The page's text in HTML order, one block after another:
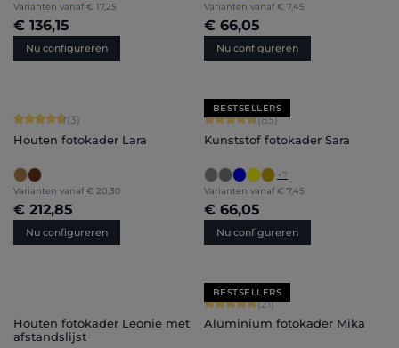
Varianten vanaf € 17,25
€ 136,15
Nu configureren
Varianten vanaf € 7,45
€ 66,05
Nu configureren
Gemiddelde score van 4.67 op 5 sterren
(3)
Houten fotokader Lara
Varianten vanaf € 20,30
€ 212,85
Nu configureren
BESTSELLERS
Gemiddelde score van 4.71 op 5
(85)
Kunststof fotokader Sara
+7
Varianten vanaf € 7,45
€ 66,05
Nu configureren
Houten fotokader Leonie met
afstandslijst
BESTSELLERS
Gemiddelde score van 5 op 5 sterren
(21)
Aluminium fotokader Mika